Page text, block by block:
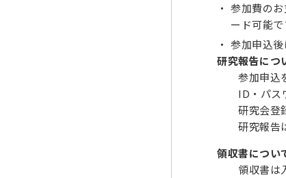
参加費の
ード可能で
参加申込後
研究報告につ
参加申込を
ID・パスワ
研究会登
研究報告は
領収書につい
領収書は入